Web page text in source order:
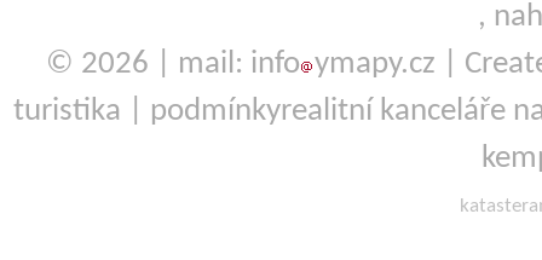
,
© 2026 | mail: info ymapy.cz |
turistika
podmínkyrealitní kanceláře